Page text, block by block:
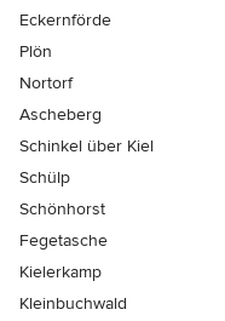
Eckernförde
Plön
Nortorf
Ascheberg
Schinkel über Kiel
Schülp
Schönhorst
Fegetasche
Kielerkamp
Kleinbuchwald